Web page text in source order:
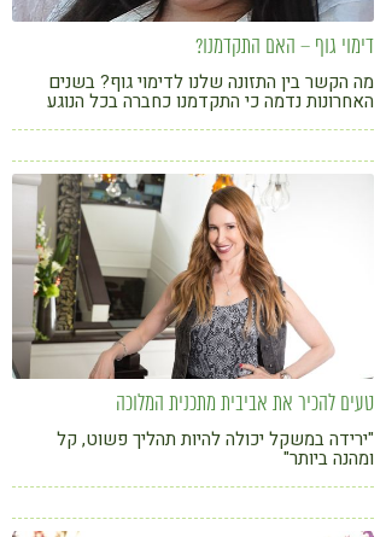
דימוי גוף – האם התקדמנו?
מה הקשר בין התזונה שלנו לדימוי גוף? בשנים
האחרונות נדמה כי התקדמנו כחברה בכל הנוגע
והשיח סביבם משותף לתחומים רבים, כגון, דיאטה,
ספורט, אופנה, תרבות ועוד. בתצוגות אופנה
משתתפים דוגמניות ודוגמנים במידות מגוונות ולא
סטנדרטיות בהכרח, בני הנוער מעריצים מפורסמים
המייצגים גם מודל יופי שונה מהמקובל, ואותנטיות
היא מילה נרדפת למצליח. אך האם באמת
טעים להכיר את אביבית מתכנית המלוכה
"ירידה במשקל יכולה להיות תהליך פשוט, קל
ומהנה ביותר"